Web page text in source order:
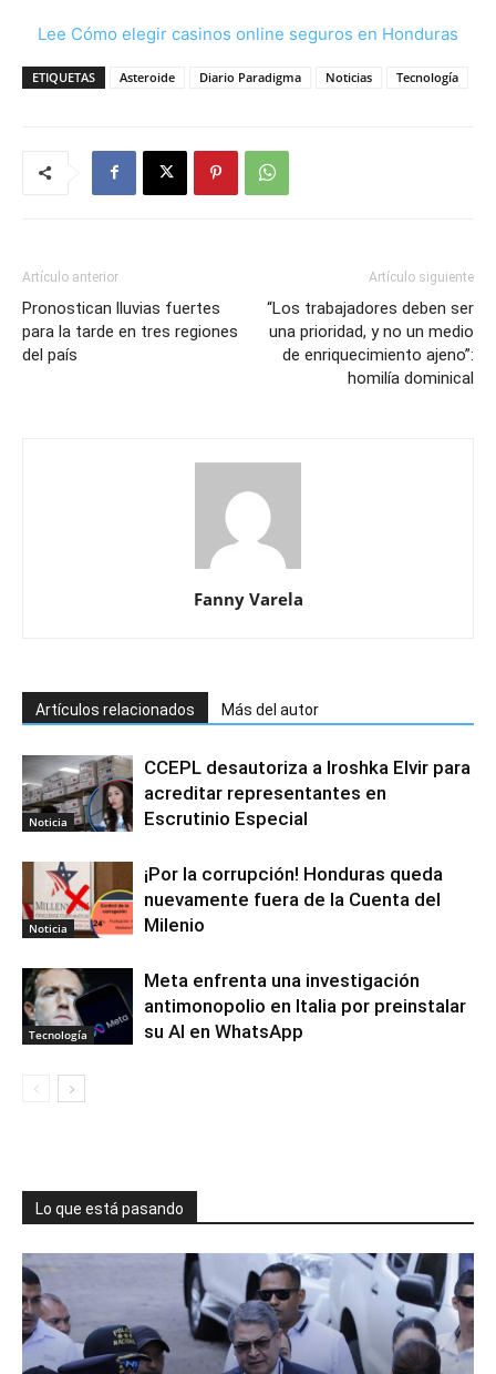
Lee Cómo elegir casinos online seguros en Honduras
ETIQUETAS Asteroide Diario Paradigma Noticias Tecnología
Artículo anterior
Pronostican lluvias fuertes
para la tarde en tres regiones
del país
Artículo siguiente
“Los trabajadores deben ser
una prioridad, y no un medio
de enriquecimiento ajeno”:
homilía dominical
Fanny Varela
Artículos relacionados Más del autor
Noticia
CCEPL desautoriza a Iroshka Elvir para
acreditar representantes en
Escrutinio Especial
Noticia
¡Por la corrupción! Honduras queda
nuevamente fuera de la Cuenta del
Milenio
Tecnología
Meta enfrenta una investigación
antimonopolio en Italia por preinstalar
su AI en WhatsApp
Lo que está pasando